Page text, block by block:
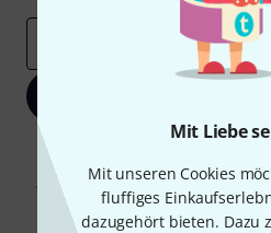
Mit Liebe
Mit unseren Cookies
fluffiges
dazugehört bieten. Dazu
Mit Klick auf „Jetzt anmelden“
Werbung und einer Messung des E-
Abmeldung ist jederzeit möglich.
unseren